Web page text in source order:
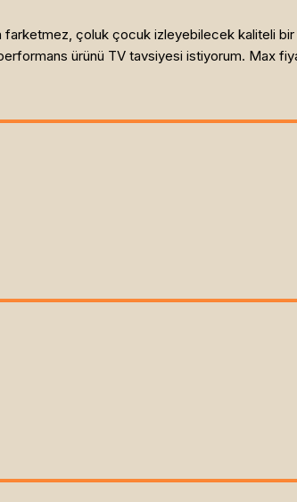
çoluk çocuk izleyebilecek kaliteli bir
ürünü TV tavsiyesi istiyorum. Max